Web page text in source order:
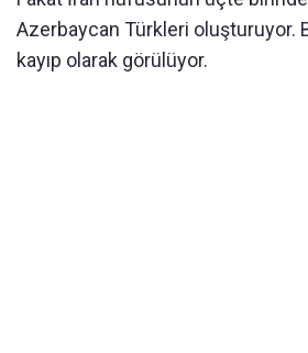
Azerbaycan Türkleri oluşturuyor.
kayıp olarak görülüyor.